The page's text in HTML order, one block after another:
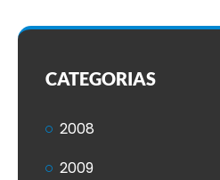
CATEGORIAS
2008
2009